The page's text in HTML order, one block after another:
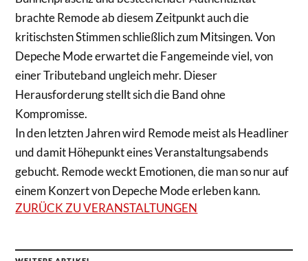
brachte Remode ab diesem Zeitpunkt auch die
kritischsten Stimmen schließlich zum Mitsingen. Von
Depeche Mode erwartet die Fangemeinde viel, von
einer Tributeband ungleich mehr. Dieser
Herausforderung stellt sich die Band ohne
Kompromisse.
In den letzten Jahren wird Remode meist als Headliner
und damit Höhepunkt eines Veranstaltungsabends
gebucht. Remode weckt Emotionen, die man so nur auf
einem Konzert von Depeche Mode erleben kann.
ZURÜCK ZU VERANSTALTUNGEN